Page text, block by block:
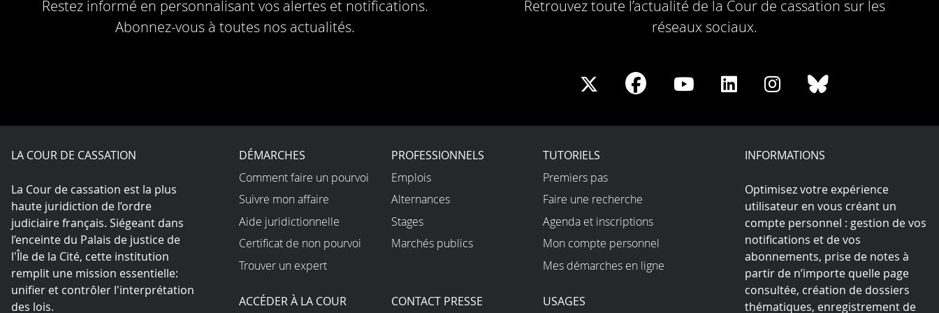
Restez informé en personnalisant vos alertes et notifications.
Abonnez-vous à toutes nos actualités.
Retrouvez toute l’actualité de la Cour de cassation sur les
réseaux sociaux.
Share
X
Share
Facebook
Share
Youtube
Share
LinkedIn
Share
Instagram
Share
Bluesky
LA COUR DE CASSATION
La Cour de cassation est la plus
haute juridiction de l’ordre
judiciaire français. Siégeant dans
l’enceinte du Palais de justice de
l'Île de la Cité, cette institution
remplit une mission essentielle:
unifier et contrôler l'interprétation
des lois.
DÉMARCHES
Comment faire un pourvoi
Suivre mon affaire
Aide juridictionnelle
Certificat de non pourvoi
Trouver un expert
PROFESSIONNELS
Emplois
Alternances
Stages
Marchés publics
TUTORIELS
Premiers pas
Faire une recherche
Agenda et inscriptions
Mon compte personnel
Mes démarches en ligne
ACCÉDER À LA COUR CONTACT PRESSE USAGES
INFORMATIONS
Optimisez votre expérience
utilisateur en vous créant un
compte personnel : gestion de vos
notifications et de vos
abonnements, prise de notes à
partir de n’importe quelle page
consultée, création de dossiers
thématiques, enregistrement de